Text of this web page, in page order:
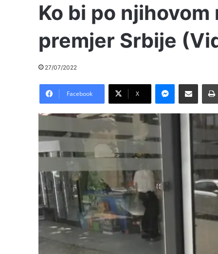
Ko bi po
premjer Srbije
27/07/2022
Facebook X
Messenger
Pošalji preko E-Maila